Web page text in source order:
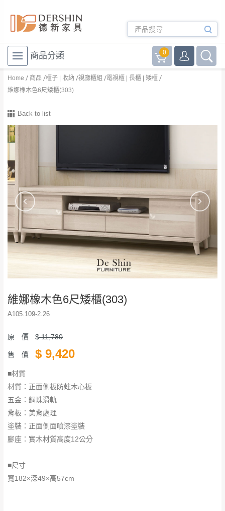
商品分類 0
Home 商品 櫃子 | 收納 視廳櫃組
電視櫃 | 長櫃 | 矮櫃
維娜橡木色6尺矮櫃(303)
Back to list
維娜橡木色6尺矮櫃(303)
A105.109-2.26
原 價 $11,780
售 價 $ 9,420
■材質
材質：正面側板防蛀木心板
五金：鋼珠滑軌
背板：美背處理
塗裝：正面側面噴漆塗裝
腳座：實木材質高度12公分
■尺寸
​​​​​​​寬182×深49×高57cm